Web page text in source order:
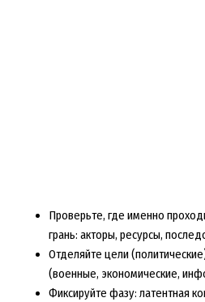
Проверьте, где именно
грань: акторы, ресурсы,
Отделяйте цели
(военные, экономические,
Фиксируйте фазу: латентная